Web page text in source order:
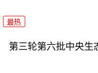
最热
第三轮第六批中央生